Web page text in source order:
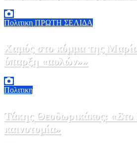
Πολιτικη ΠΡΩΤΗ ΣΕΛΙΔΑ
Χαμός στο κόμμα της
ύπαρξη «αυλών»»
Πολιτικη
Τάκης Θεοδωρικάκος:
καινοτομία»